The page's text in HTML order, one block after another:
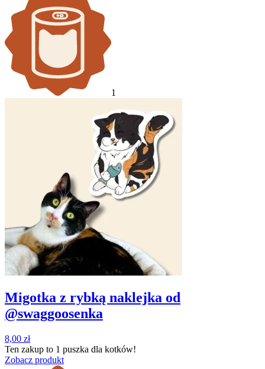
30,00 zł
1
Migotka z rybką naklejka od
@swaggoosenka
8,00 zł
Ten zakup to 1 puszka dla kotków!
Zobacz produkt